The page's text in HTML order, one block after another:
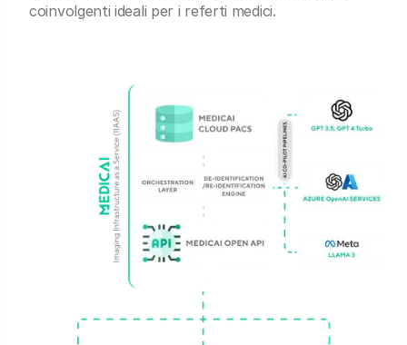
coinvolgenti ideali per i referti medici.